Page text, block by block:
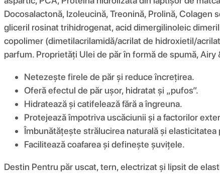
Docosalactonă, Izoleucină, Treonină, Prolină,
gliceril rosinat trihidrogenat, acid dimergilinoleic
copolimer (dimetilacrilamidă/acrilat de hidroxietil/
parfum. Proprietăți Ulei de păr în formă de spumă, Airy
Netezește firele de păr și reduce încrețirea.
Oferă efectul de păr ușor, hidratat și „pufos”.
Hidratează și catifelează fără a îngreuna.
Protejează împotriva uscăciunii și a factorilor
Îmbunătățește strălucirea naturală și elasticitatea
Facilitează coafarea și definește șuvițele.
Destin Pentru păr uscat, tern, electrizat și lipsit de